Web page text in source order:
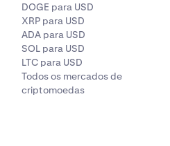
DOGE para USD
XRP para USD
ADA para USD
SOL para USD
LTC para USD
Todos os mercados de
criptomoedas